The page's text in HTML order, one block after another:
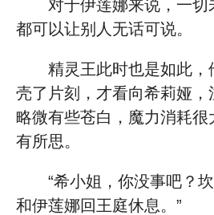
对于伊莲娜来说，一切
都可以让别人无话可说。
精灵王此时也是如此
壳了片刻，才看向希莉娅
略微有些苍白，魔力消耗很
有所思。
“希小姐，你没事吧？
和伊莲娜回王庭休息。”